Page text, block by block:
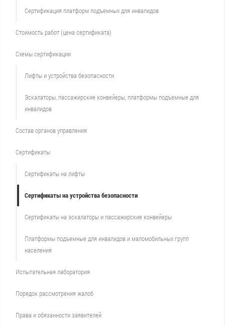
Сертификация платформ подъемных для инвалидов
Стоимость работ (цена сертификата)
Схемы сертификации
Лифты и устройства безопасности
Эскалаторы, пассажирские конвейеры, платформы подъемные для
инвалидов
Состав органов управления
Сертификаты
Сертификаты на лифты
Сертификаты на устройства безопасности
Сертификаты на эскалаторы и пассажирские конвейеры
Платформы подъемные для инвалидов и маломобильных групп
населения
Испытательная лаборатория
Порядок рассмотрения жалоб
Права и обязанности заявителей